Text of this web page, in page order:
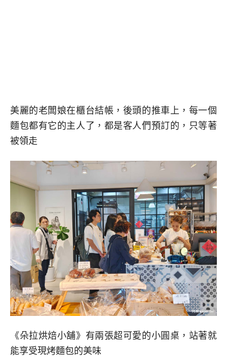
美麗的老闆娘在櫃台結帳，後頭的推車上，每一個
麵包都有它的主人了，都是客人們預訂的，只等著
被領走
《朵拉烘焙小舖》有兩張超可愛的小圓桌，站著就
能享受現烤麵包的美味